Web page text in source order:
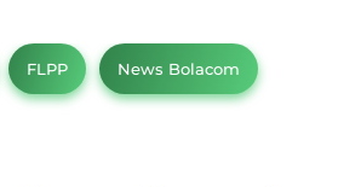
FLPP News Bolacom